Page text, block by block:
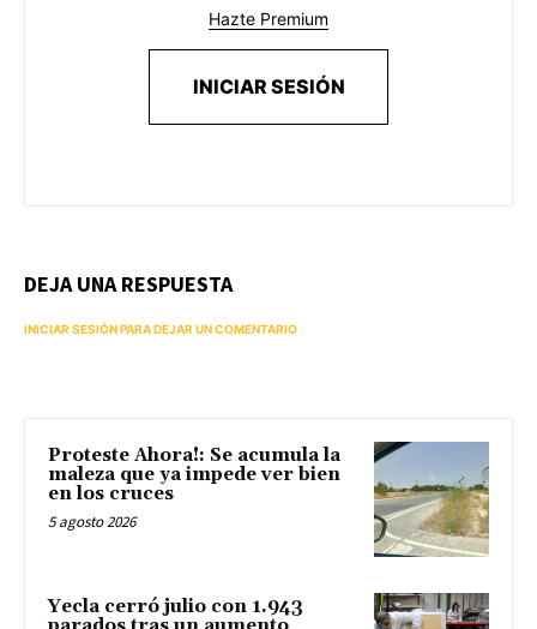
Hazte Premium
INICIAR SESIÓN
DEJA UNA RESPUESTA
INICIAR SESIÓN PARA DEJAR UN COMENTARIO
Proteste Ahora!: Se acumula la
maleza que ya impede ver bien
en los cruces
5 agosto 2026
Yecla cerró julio con 1.943